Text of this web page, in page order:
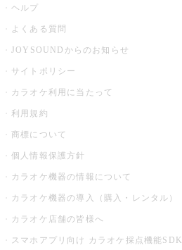
ヘルプ
よくある質問
JOYSOUNDからのお知らせ
サイトポリシー
カラオケ利用に当たって
利用規約
商標について
個人情報保護方針
カラオケ機器の情報について
カラオケ機器の導入（購入・レンタル）
カラオケ店舗の皆様へ
スマホアプリ向け カラオケ採点機能SDK